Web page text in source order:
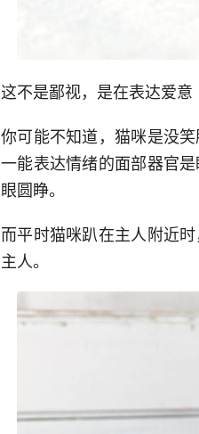
这不是鄙视，是在表达爱意
你可能不知道，猫咪是没
一能表达情绪的面部器官
眼圆睁。
而平时猫咪趴在主人附近
主人。